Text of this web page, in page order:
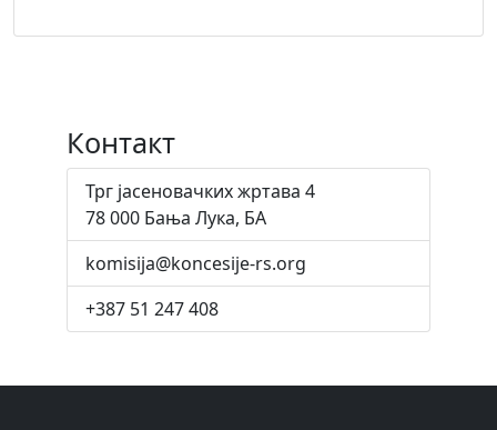
Контакт
Трг јасеновачких жртава 4
78 000 Бања Лука, БА
komisija@koncesije-rs.org
+387 51 247 408